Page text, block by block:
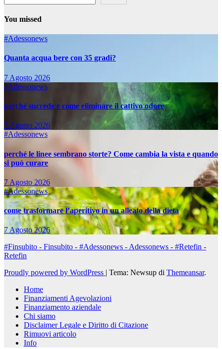
You missed
#Adessonews
Quanta acqua bere con 35 gradi?
7 Agosto 2026
#Adessonews
perché succede e come eliminare il cattivo odore
7 Agosto 2026
#Adessonews
perché le linee sembrano storte? Come cambia la vista e quando
si può curare
7 Agosto 2026
#Adessonews
come trasformare l’aperitivo in un alleato della dieta
7 Agosto 2026
#Finsubito - Finsubito - #Adessonews - Adessonews - #Retefin -
Retefin
Proudly powered by WordPress | Tema: Newsup di Themeansar.
Home
Finanziamenti Agevolazioni
Finanziamento aziendale
Chi siamo
Disclaimer Legale e Diritto di Citazione
Rimuovi articolo
Info